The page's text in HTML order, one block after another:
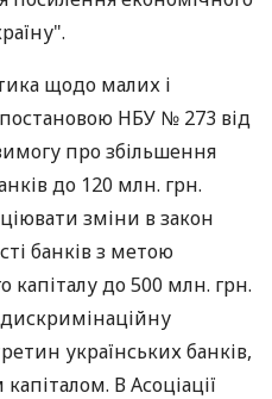
щодо малих і
постановою НБУ № 273 від
про збільшення
до 120 млн. грн.
зміни в закон
банків з метою
капіталу до 500 млн. грн.
дискримінаційну
українських банків,
В Асоціації